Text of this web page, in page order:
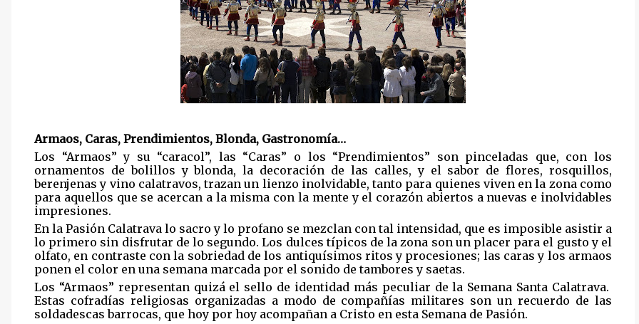
Armaos, Caras, Prendimientos, Blonda, Gastronomía…
Los “Armaos” y su “caracol”, las “Caras” o los “Prendimientos” son pinceladas que, con los
ornamentos de bolillos y blonda, la decoración de las calles, y el sabor de flores, rosquillos,
berenjenas y vino calatravos, trazan un lienzo inolvidable, tanto para quienes viven en la zona como
para aquellos que se acercan a la misma con la mente y el corazón abiertos a nuevas e inolvidables
impresiones.
En la Pasión Calatrava lo sacro y lo profano se mezclan con tal intensidad, que es imposible asistir a
lo primero sin disfrutar de lo segundo. Los dulces típicos de la zona son un placer para el gusto y el
olfato, en contraste con la sobriedad de los antiquísimos ritos y procesiones; las caras y los armaos
ponen el color en una semana marcada por el sonido de tambores y saetas.
Los “Armaos” representan quizá el sello de identidad más peculiar de la Semana Santa Calatrava.
Estas cofradías religiosas organizadas a modo de compañías militares son un recuerdo de las
soldadescas barrocas, que hoy por hoy acompañan a Cristo en esta Semana de Pasión.